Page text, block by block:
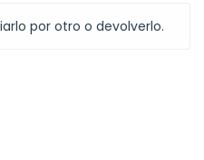
por otro o devolverlo.